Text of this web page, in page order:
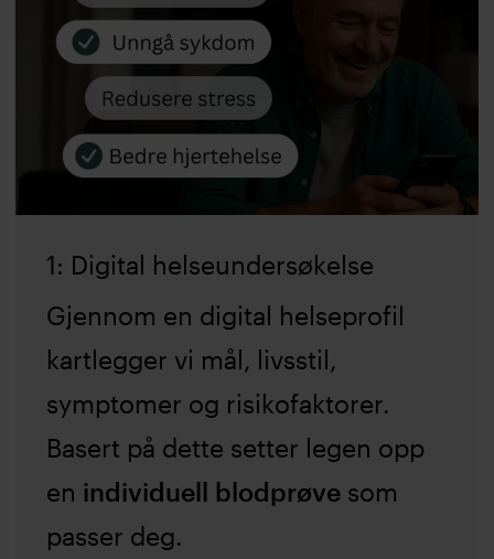
1: Digital helseundersøkelse
Gjennom en digital helseprofil
kartlegger vi mål, livsstil,
symptomer og risikofaktorer.
Basert på dette setter legen opp
en individuell blodprøve som
passer deg.